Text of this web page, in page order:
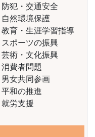
防犯・交通安全
自然環境保護
教育・生涯学習指導
スポーツの振興
芸術・文化振興
消費者問題
男女共同参画
平和の推進
就労支援